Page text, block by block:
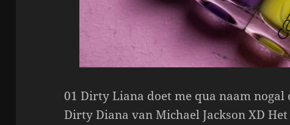
01 Dirty Liana doet me qua naam
Dirty Diana van Michael Jackson XD